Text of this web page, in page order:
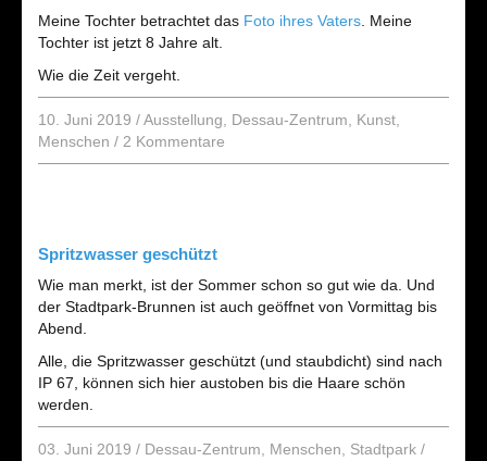
Meine Tochter betrachtet das Foto ihres Vaters . Meine
Tochter ist jetzt 8 Jahre alt.
Wie die Zeit vergeht.
10. Juni 2019 /Ausstellung Dessau-Zentrum Kunst
Menschen / 2 Kommentare
Spritzwasser geschützt
Wie man merkt, ist der Sommer schon so gut wie da. Und
der Stadtpark-Brunnen ist auch geöffnet von Vormittag bis
Abend.
Alle, die Spritzwasser geschützt (und staubdicht) sind nach
IP 67, können sich hier austoben bis die Haare schön
werden.
03. Juni 2019 / Dessau-Zentrum Menschen Stadtpark /